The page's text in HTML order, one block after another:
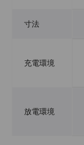
寸法
充電環境
放電環境